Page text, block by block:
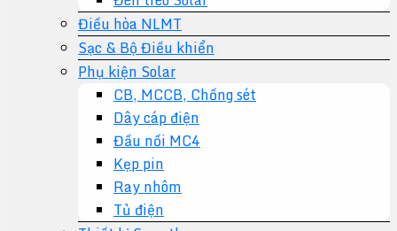
Điều hòa NLMT
Sạc & Bộ Điều khiển
Phụ kiện Solar
CB, MCCB, Chống sét
Dây cáp điện
Đầu nối MC4
Kẹp pin
Ray nhôm
Tủ điện